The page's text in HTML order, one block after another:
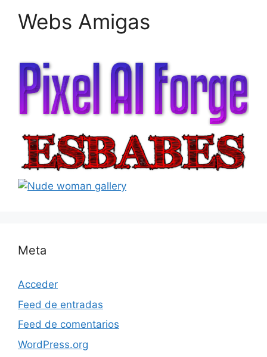
Webs Amigas
Meta
Acceder
Feed de entradas
Feed de comentarios
WordPress.org